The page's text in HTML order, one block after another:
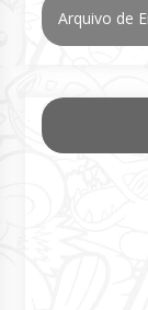
Arquivo de